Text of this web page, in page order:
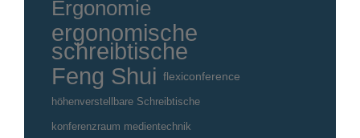
Ergonomie
ergonomische
schreibtische
Feng Shui flexiconference
höhenverstellbare Schreibtische
konferenzraum medientechnik